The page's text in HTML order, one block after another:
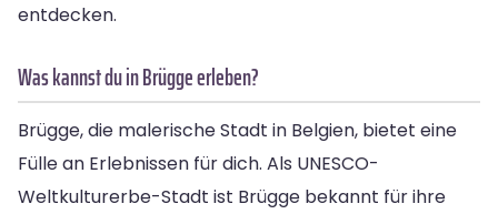
entdecken.
Was kannst du in Brügge erleben?
Brügge, die malerische Stadt in Belgien, bietet eine
Fülle an Erlebnissen für dich. Als UNESCO-
Weltkulturerbe-Stadt ist Brügge bekannt für ihre